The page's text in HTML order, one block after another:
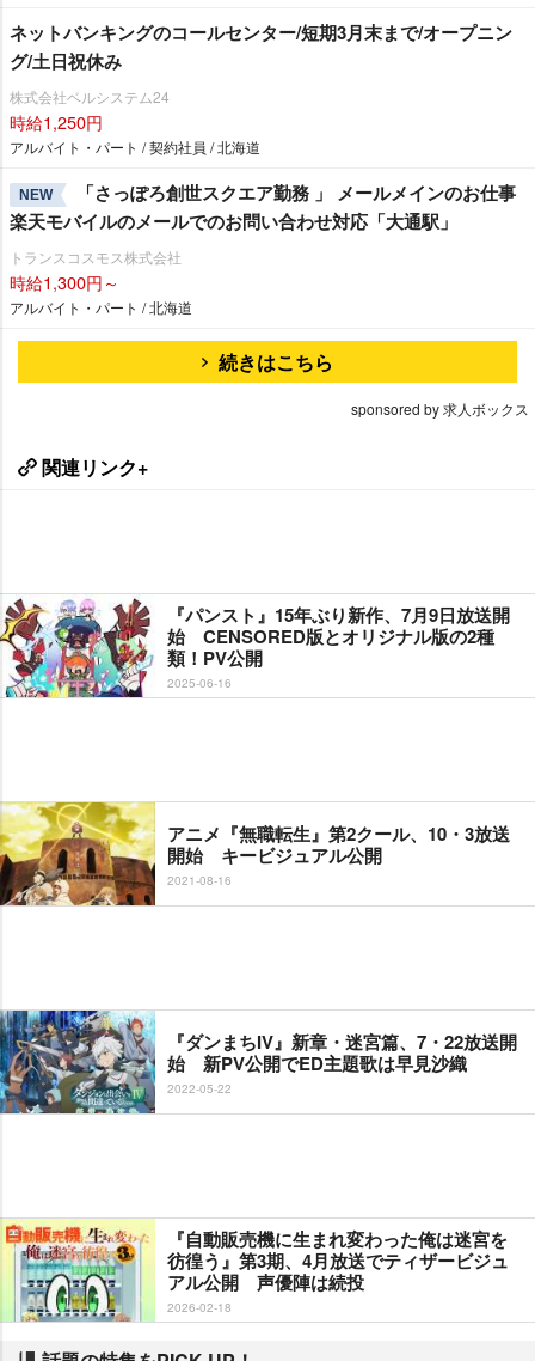
ネットバンキングのコールセンター/短期3月末まで/オープニン
グ/土日祝休み
株式会社ベルシステム24
時給1,250円
アルバイト・パート / 契約社員 / 北海道
NEW
「さっぽろ創世スクエア勤務 」 メールメインのお仕事
楽天モバイルのメールでのお問い合わせ対応「大通駅」
トランスコスモス株式会社
時給1,300円～
アルバイト・パート / 北海道
続きはこちら
sponsored by 求人ボックス
関連リンク+
『パンスト』15年ぶり新作、7月9日放送開
始 CENSORED版とオリジナル版の2種
類！PV公開
2025-06-16
アニメ『無職転生』第2クール、10・3放送
開始 キービジュアル公開
2021-08-16
『ダンまちIV』新章・迷宮篇、7・22放送開
始 新PV公開でED主題歌は早見沙織
2022-05-22
『自動販売機に生まれ変わった俺は迷宮を
彷徨う』第3期、4月放送でティザービジュ
アル公開 声優陣は続投
2026-02-18